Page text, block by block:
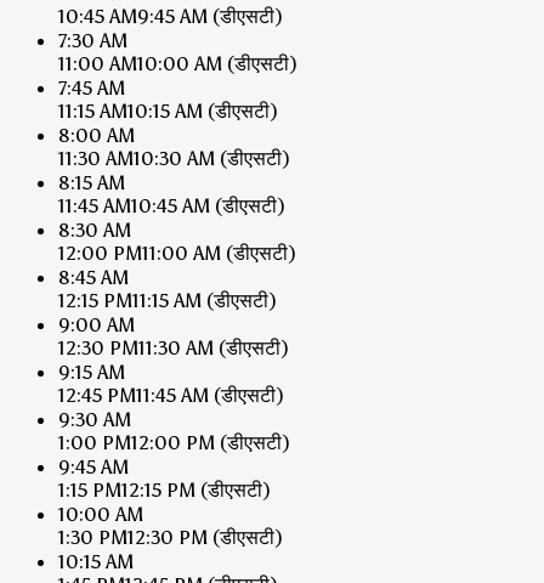
10:45 AM9:45 AM (डीएसटी)
7:30 AM
11:00 AM10:00 AM (डीएसटी)
7:45 AM
11:15 AM10:15 AM (डीएसटी)
8:00 AM
11:30 AM10:30 AM (डीएसटी)
8:15 AM
11:45 AM10:45 AM (डीएसटी)
8:30 AM
12:00 PM11:00 AM (डीएसटी)
8:45 AM
12:15 PM11:15 AM (डीएसटी)
9:00 AM
12:30 PM11:30 AM (डीएसटी)
9:15 AM
12:45 PM11:45 AM (डीएसटी)
9:30 AM
1:00 PM12:00 PM (डीएसटी)
9:45 AM
1:15 PM12:15 PM (डीएसटी)
10:00 AM
1:30 PM12:30 PM (डीएसटी)
10:15 AM